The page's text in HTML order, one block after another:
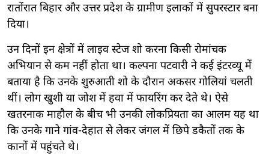
रातोंरात बिहार और उत्तर प्रदेश के ग्रामीण इलाकों में सुपरस्टार बना
दिया।
उन दिनों इन क्षेत्रों में लाइव स्टेज शो करना किसी रोमांचक
अभियान से कम नहीं होता था। कल्पना पटवारी ने कई इंटरव्यू में
बताया है कि उनके शुरुआती शो के दौरान अकसर गोलियां चलती
थीं। लोग खुशी या जोश में हवा में फायरिंग कर देते थे। ऐसे
खतरनाक माहौल के बीच भी उनकी लोकप्रियता का आलम यह था
कि उनके गाने गांव-देहात से लेकर जंगल में छिपे डकैतों तक के
कानों में पहुंचते थे।